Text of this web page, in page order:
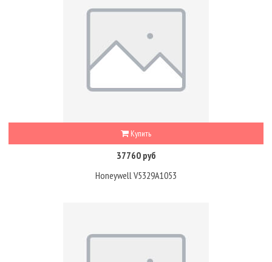
Купить
37760 руб
Honeywell V5329A1053